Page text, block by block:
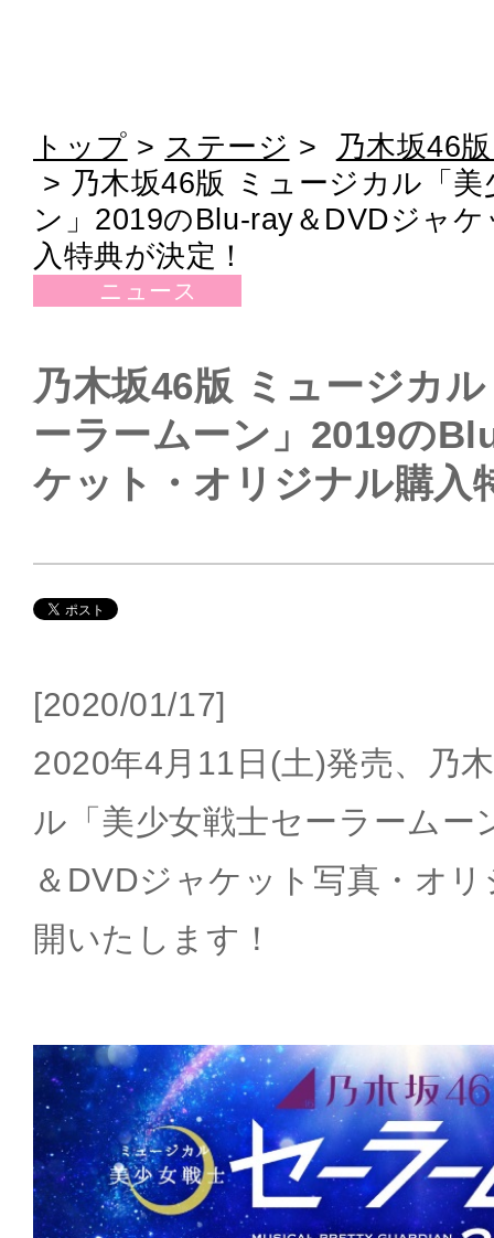
トップ > ステージ >
乃木坂46
> 乃木坂46版 ミュージカル「
ン」2019のBlu-ray＆DVDジャ
入特典が決定！
ニュース
乃木坂46版 ミュージカ
ーラームーン」2019の
ケット・オリジナル購入
[2020/01/17]
2020年4月11日(土)発売、乃
ル「美少女戦士セーラームー
＆DVDジャケット写真・オ
開いたします！